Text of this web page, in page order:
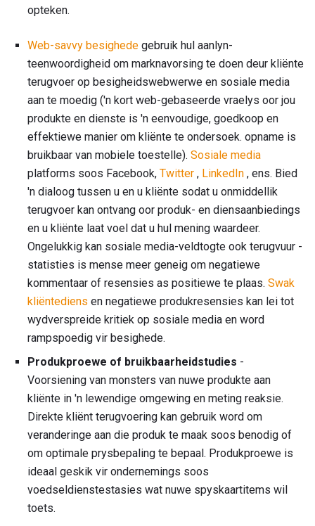
opteken.
Web-savvy besighede gebruik hul aanlyn-
teenwoordigheid om marknavorsing te doen deur kliënte
terugvoer op besigheidswebwerwe en sosiale media
aan te moedig ('n kort web-gebaseerde vraelys oor jou
produkte en dienste is 'n eenvoudige, goedkoop en
effektiewe manier om kliënte te ondersoek. opname is
bruikbaar van mobiele toestelle). Sosiale media
platforms soos Facebook, Twitter , LinkedIn , ens. Bied
'n dialoog tussen u en u kliënte sodat u onmiddellik
terugvoer kan ontvang oor produk- en diensaanbiedings
en u kliënte laat voel dat u hul mening waardeer.
Ongelukkig kan sosiale media-veldtogte ook terugvuur -
statisties is mense meer geneig om negatiewe
kommentaar of resensies as positiewe te plaas. Swak
kliëntediens en negatiewe produkresensies kan lei tot
wydverspreide kritiek op sosiale media en word
rampspoedig vir besighede.
Produkproewe of bruikbaarheidstudies -
Voorsiening van monsters van nuwe produkte aan
kliënte in 'n lewendige omgewing en meting reaksie.
Direkte kliënt terugvoering kan gebruik word om
veranderinge aan die produk te maak soos benodig of
om optimale prysbepaling te bepaal. Produkproewe is
ideaal geskik vir ondernemings soos
voedseldienstestasies wat nuwe spyskaartitems wil
toets.